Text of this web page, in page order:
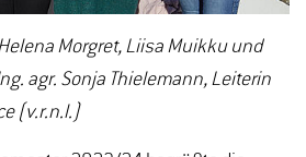
Morgret, Liisa Muikku und
agr. Sonja Thielemann, Leiterin
(v.r.n.l.)